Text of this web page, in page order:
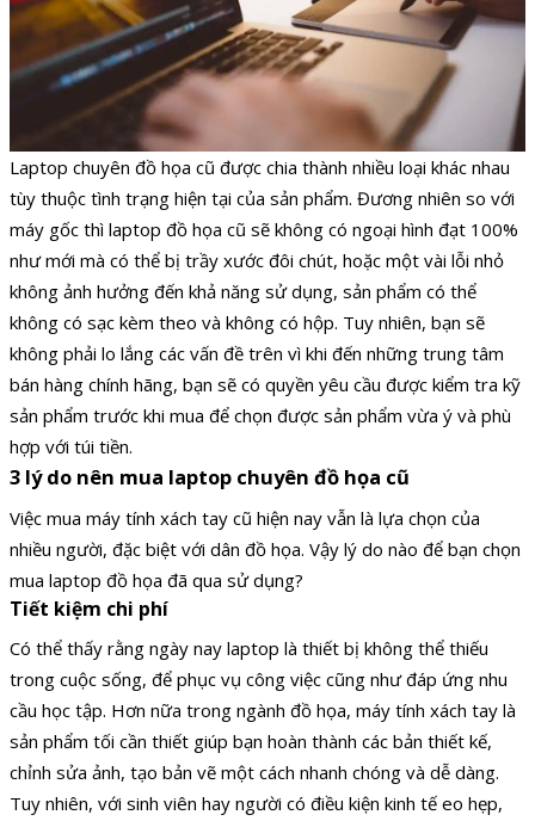
Laptop chuyên đồ họa cũ được chia thành nhiều loại khác nhau
tùy thuộc tình trạng hiện tại của sản phẩm. Đương nhiên so với
máy gốc thì laptop đồ họa cũ sẽ không có ngoại hình đạt 100%
như mới mà có thể bị trầy xước đôi chút, hoặc một vài lỗi nhỏ
không ảnh hưởng đến khả năng sử dụng, sản phẩm có thể
không có sạc kèm theo và không có hộp. Tuy nhiên, bạn sẽ
không phải lo lắng các vấn đề trên vì khi đến những trung tâm
bán hàng chính hãng, bạn sẽ có quyền yêu cầu được kiểm tra kỹ
sản phẩm trước khi mua để chọn được sản phẩm vừa ý và phù
hợp với túi tiền.
3 lý do nên mua laptop chuyên đồ họa cũ
Việc mua máy tính xách tay cũ hiện nay vẫn là lựa chọn của
nhiều người, đặc biệt với dân đồ họa. Vậy lý do nào để bạn chọn
mua laptop đồ họa đã qua sử dụng?
Tiết kiệm chi phí
Có thể thấy rằng ngày nay laptop là thiết bị không thể thiếu
trong cuộc sống, để phục vụ công việc cũng như đáp ứng nhu
cầu học tập. Hơn nữa trong ngành đồ họa, máy tính xách tay là
sản phẩm tối cần thiết giúp bạn hoàn thành các bản thiết kế,
chỉnh sửa ảnh, tạo bản vẽ một cách nhanh chóng và dễ dàng.
Tuy nhiên, với sinh viên hay người có điều kiện kinh tế eo hẹp,